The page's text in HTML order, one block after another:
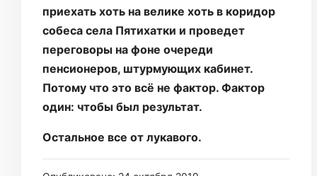
приехать хоть на велике хоть в коридор
собеса села Пятихатки и проведет
переговоры на фоне очереди
пенсионеров, штурмующих кабинет.
Потому что это всё не фактор. Фактор
один: чтобы был результат.
Остальное все от лукавого.